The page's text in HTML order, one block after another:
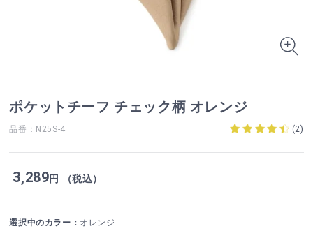
ポケットチーフ チェック柄 オレンジ
品番：N25S-4 (2)
3,289円 （税込）
選択中のカラー： オレンジ